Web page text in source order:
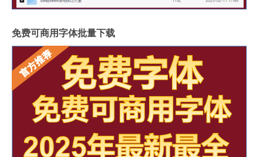
免费可商用字体批量下载